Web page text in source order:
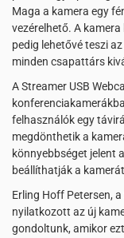
Maga a kamera egy
vezérelhető. A
pedig lehetővé teszi
minden csapattárs
A Streamer USB
felhasználók egy
megdönthetik a
könnyebbséget jelent
beállíthatják a
Erling Hoff Petersen,
nyilatkozott az új
gondoltunk, amikor